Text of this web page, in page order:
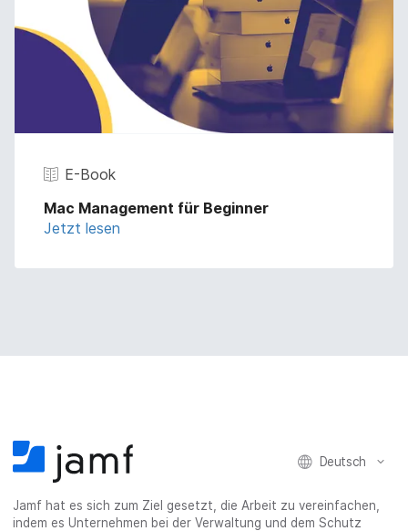
E-Book
Mac Management für Beginner
Jetzt lesen
Deutsch
Jamf hat es sich zum Ziel gesetzt, die Arbeit zu vereinfachen,
indem es Unternehmen bei der Verwaltung und dem Schutz